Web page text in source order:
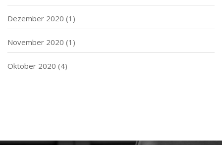
Dezember 2020 (1)
November 2020 (1)
Oktober 2020 (4)